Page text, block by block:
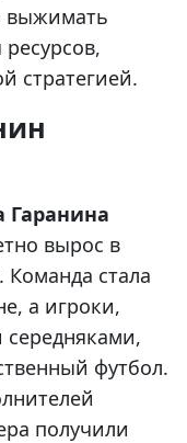
выжимать
стратегией.
Гаранина
вырос в
стала
а игроки,
футбол.
получили